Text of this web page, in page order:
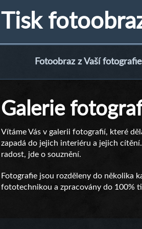
Tisk
Fotoobraz z Vaší fotografie
Galerie
Vítáme Vás v galerii fotografií, které
zapadá do jejich interiéru a jejich
radost, jde o souznění.
Fotografie jsou rozděleny do několika
fototechnikou a zpracovány do 100%